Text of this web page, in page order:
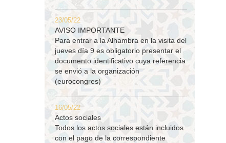
23/05/22
AVISO IMPORTANTE
Para entrar a la Alhambra en la visita del
jueves día 9 es obligatorio presentar el
documento identificativo cuya referencia
se envió a la organización
(eurocongres)
16/05/22
Actos sociales
Todos los actos sociales están incluidos
con el pago de la correspondiente